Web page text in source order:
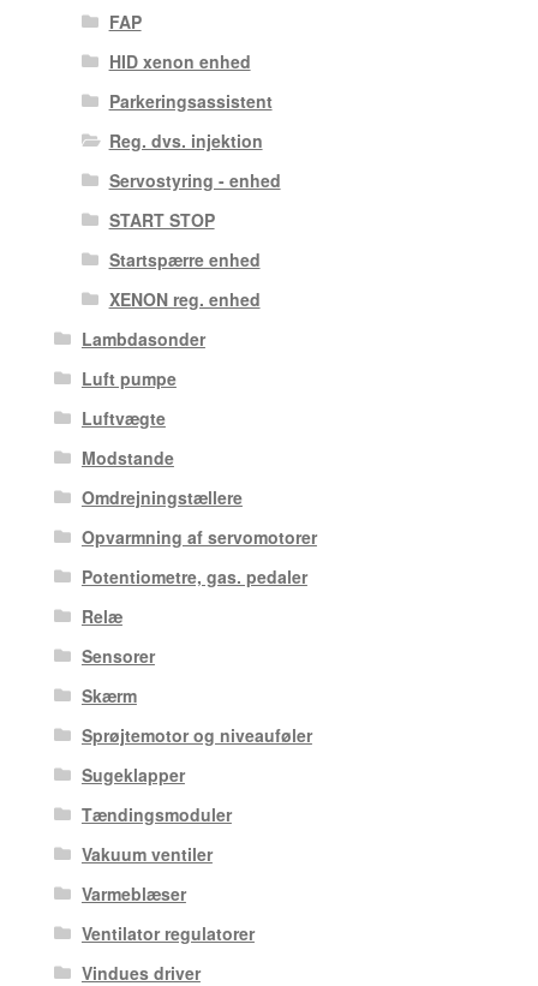
FAP
HID xenon enhed
Parkeringsassistent
Reg. dvs. injektion
Servostyring - enhed
START STOP
Startspærre enhed
XENON reg. enhed
Lambdasonder
Luft pumpe
Luftvægte
Modstande
Omdrejningstællere
Opvarmning af servomotorer
Potentiometre, gas. pedaler
Relæ
Sensorer
Skærm
Sprøjtemotor og niveauføler
Sugeklapper
Tændingsmoduler
Vakuum ventiler
Varmeblæser
Ventilator regulatorer
Vindues driver